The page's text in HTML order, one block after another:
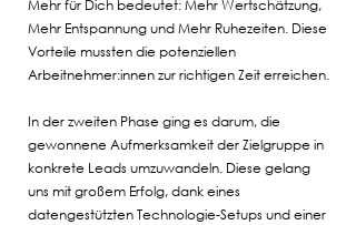
Mehr für Dich bedeutet: Mehr Wertschätzung,
Mehr Entspannung und Mehr Ruhezeiten. Diese
Vorteile mussten die potenziellen
Arbeitnehmer:innen zur richtigen Zeit erreichen.
In der zweiten Phase ging es darum, die
gewonnene Aufmerksamkeit der Zielgruppe in
konkrete Leads umzuwandeln. Diese gelang
uns mit großem Erfolg, dank eines
datengestützten Technologie-Setups und einer